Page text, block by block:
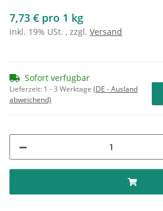
7,73 € pro 1 kg
inkl. 19% USt. , zzgl. Versand
Sofort verfügbar
Lieferzeit: 1 - 3 Werktage (DE - Ausland
abweichend)